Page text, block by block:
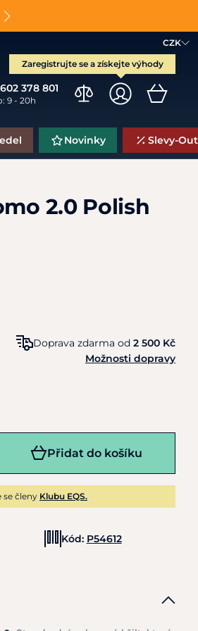
CZK
Zaregistrujte se a získejte výhody
378 801
9 - 20h
Novinky Slevy-
2.0 Polish
Doprava zdarma od 2 500 Kč
Možnosti dopravy
Přidat do košíku
členy Klubu EQS.
Kód: P54612